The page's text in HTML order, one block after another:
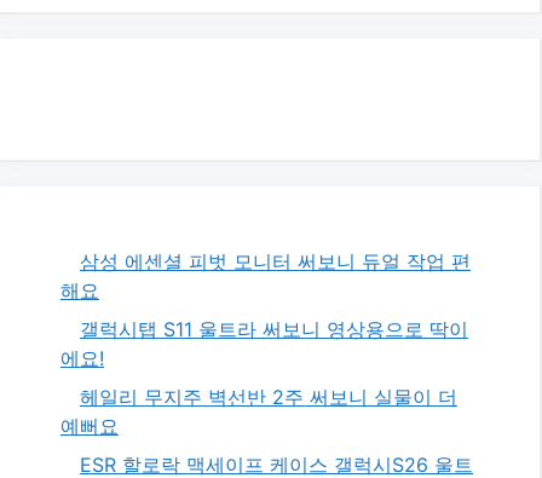
삼성 에센셜 피벗 모니터 써보니 듀얼 작업 편
해요
갤럭시탭 S11 울트라 써보니 영상용으로 딱이
에요!
헤일리 무지주 벽선반 2주 써보니 실물이 더
예뻐요
ESR 할로락 맥세이프 케이스 갤럭시S26 울트